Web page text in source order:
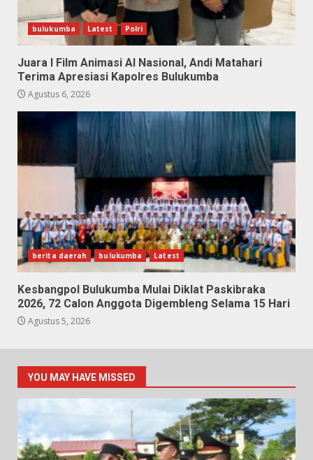
bulukumba Latest Polri
Juara I Film Animasi AI Nasional, Andi Matahari
Terima Apresiasi Kapolres Bulukumba
Agustus 6, 2026
berita daerah bulukumba Latest
Kesbangpol Bulukumba Mulai Diklat Paskibraka
2026, 72 Calon Anggota Digembleng Selama 15 Hari
Agustus 5, 2026
YOU MAY HAVE MISSED